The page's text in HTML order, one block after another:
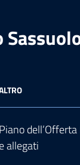
Piano
e allegati